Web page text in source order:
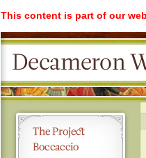
This content is part of our